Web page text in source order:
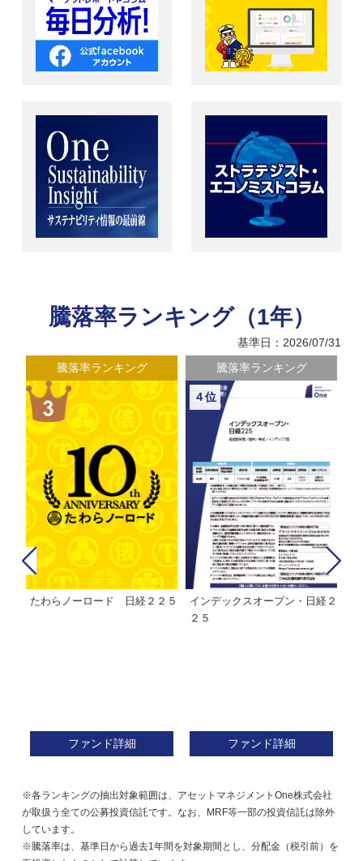
騰落率ランキング（1年）
基準日：2026/07/31
騰落率ランキング
たわらノーロード 日経２２５
ファンド詳細
騰落率ランキング
４位
インデックスオープン・日経２
２５
ファンド詳細
※各ランキングの抽出対象範囲は、アセットマネジメントOne株式会社
が取扱う全ての公募投資信託です。なお、MRF等一部の投資信託は除外
しています。
※騰落率は、基準日から過去1年間を対象期間とし、分配金（税引前）を